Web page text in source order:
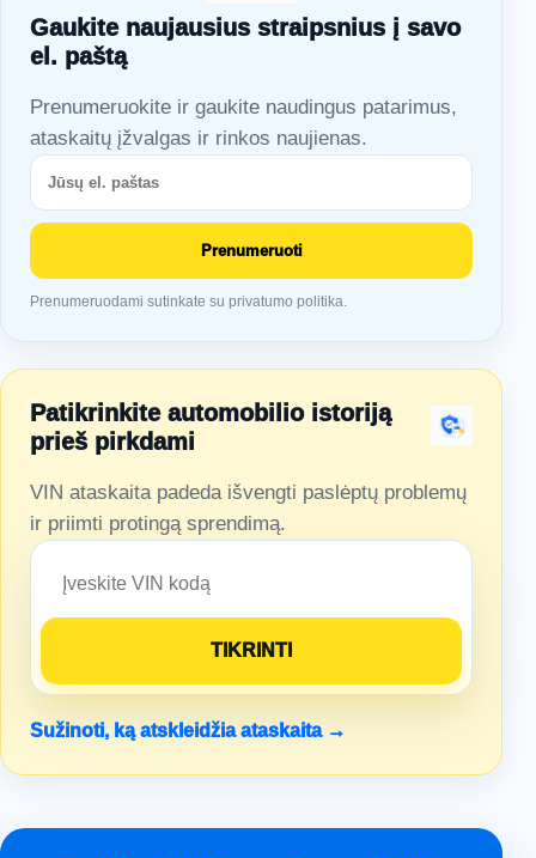
Gaukite naujausius straipsnius į savo
el. paštą
Prenumeruokite ir gaukite naudingus patarimus,
ataskaitų įžvalgas ir rinkos naujienas.
Prenumeruoti
Prenumeruodami sutinkate su privatumo politika.
Patikrinkite automobilio istoriją
prieš pirkdami
VIN ataskaita padeda išvengti paslėptų problemų
ir priimti protingą sprendimą.
Sužinoti, ką atskleidžia ataskaita →